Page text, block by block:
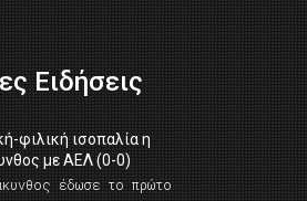
Ειδήσεις
φιλική ισοπαλία η
με ΑΕΛ (0-0)
έδωσε το πρώτο